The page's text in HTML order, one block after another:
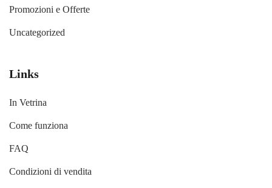
Promozioni e Offerte
Uncategorized
Links
In Vetrina
Come funziona
FAQ
Condizioni di vendita